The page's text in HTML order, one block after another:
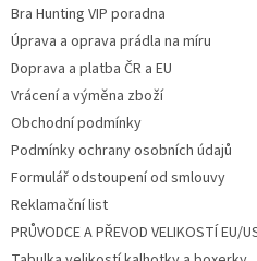
Bra Hunting VIP poradna
Úprava a oprava prádla na míru
Doprava a platba ČR a EU
Vrácení a výměna zboží
Obchodní podmínky
Podmínky ochrany osobních údajů
Formulář odstoupení od smlouvy
Reklamační list
PRŮVODCE A PŘEVOD VELIKOSTÍ EU/